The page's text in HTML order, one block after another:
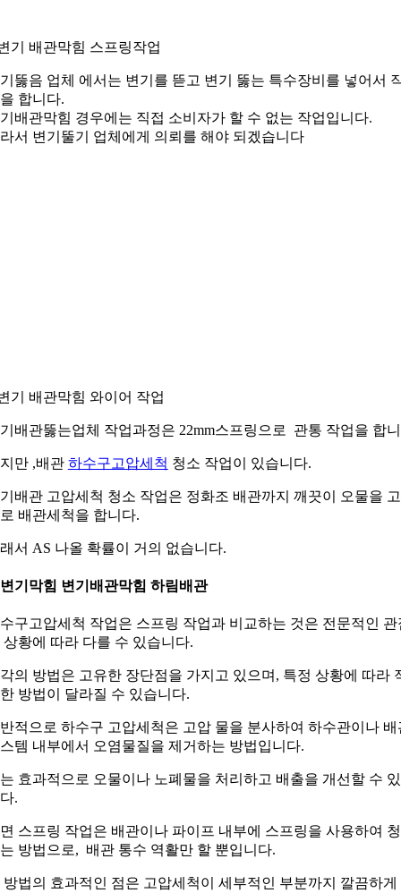
기 배관막힘 스프링작업
뚫음 업체 에서는 변기를 뜯고 변기 뚫는 특수장비를 넣어서
합니다.
배관막힘 경우에는 직접 소비자가 할 수 없는 작업입니다.
서 변기뚤기 업체에게 의뢰를 해야 되겠습니다
기 배관막힘 와이어 작업
배관뚫는업체 작업과정은 22mm스프링으로 관통 작업을 합
만 ,배관 하수구고압세척 청소 작업이 있습니다.
배관 고압세척 청소 작업은 정화조 배관까지 깨끗이 오물을
배관세척을 합니다.
서 AS 나올 확률이 거의 없습니다.
기막힘 변기배관막힘 하림배관
구고압세척 작업은 스프링 작업과 비교하는 것은 전문적인 관
상황에 따라 다를 수 있습니다.
의 방법은 고유한 장단점을 가지고 있으며, 특정 상황에 따라
방법이 달라질 수 있습니다.
적으로 하수구 고압세척은 고압 물을 분사하여 하수관이나 배
템 내부에서 오염물질을 제거하는 방법입니다.
효과적으로 오물이나 노폐물을 처리하고 배출을 개선할 수
.
스프링 작업은 배관이나 파이프 내부에 스프링을 사용하여
방법으로, 배관 통수 역활만 할 뿐입니다.
방법의 효과적인 점은 고압세척이 세부적인 부분까지 깔끔하게